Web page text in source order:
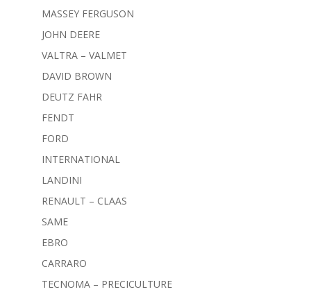
MASSEY FERGUSON
JOHN DEERE
VALTRA – VALMET
DAVID BROWN
DEUTZ FAHR
FENDT
FORD
INTERNATIONAL
LANDINI
RENAULT – CLAAS
SAME
EBRO
CARRARO
TECNOMA – PRECICULTURE